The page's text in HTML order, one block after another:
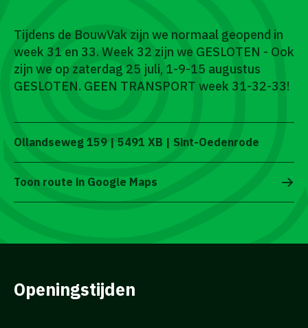
Tijdens de BouwVak zijn we normaal geopend in
week 31 en 33. Week 32 zijn we GESLOTEN - Ook
zijn we op zaterdag 25 juli, 1-9-15 augustus
GESLOTEN. GEEN TRANSPORT week 31-32-33!
Ollandseweg 159 | 5491 XB | Sint-Oedenrode
Toon route in Google Maps
Openingstijden